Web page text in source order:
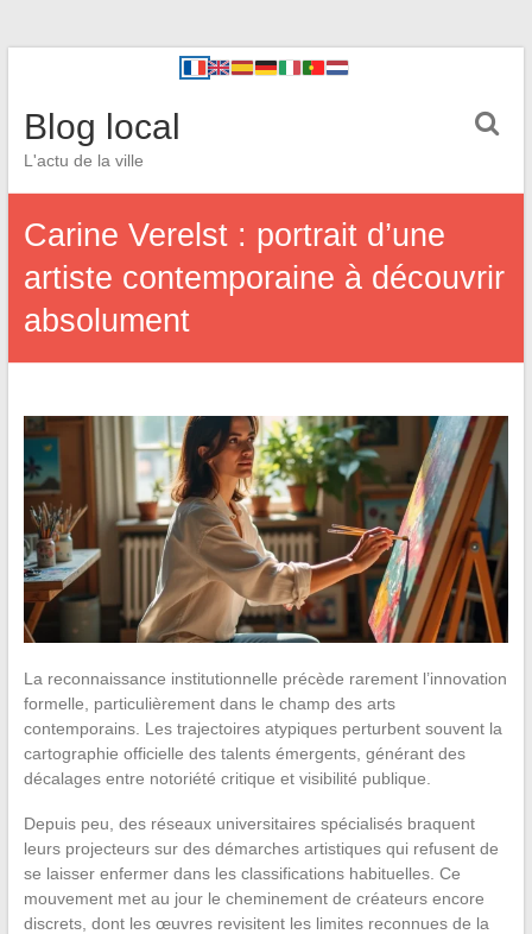
Blog local
L'actu de la ville
Carine Verelst : portrait d’une
artiste contemporaine à découvrir
absolument
La reconnaissance institutionnelle précède rarement l’innovation
formelle, particulièrement dans le champ des arts
contemporains. Les trajectoires atypiques perturbent souvent la
cartographie officielle des talents émergents, générant des
décalages entre notoriété critique et visibilité publique.
Depuis peu, des réseaux universitaires spécialisés braquent
leurs projecteurs sur des démarches artistiques qui refusent de
se laisser enfermer dans les classifications habituelles. Ce
mouvement met au jour le cheminement de créateurs encore
discrets, dont les œuvres revisitent les limites reconnues de la